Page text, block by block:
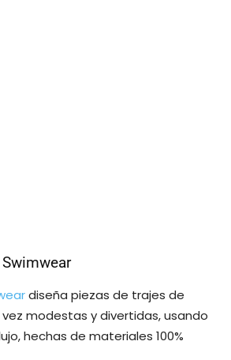
diseña piezas de trajes de
modestas y divertidas, usando
hechas de materiales 100%